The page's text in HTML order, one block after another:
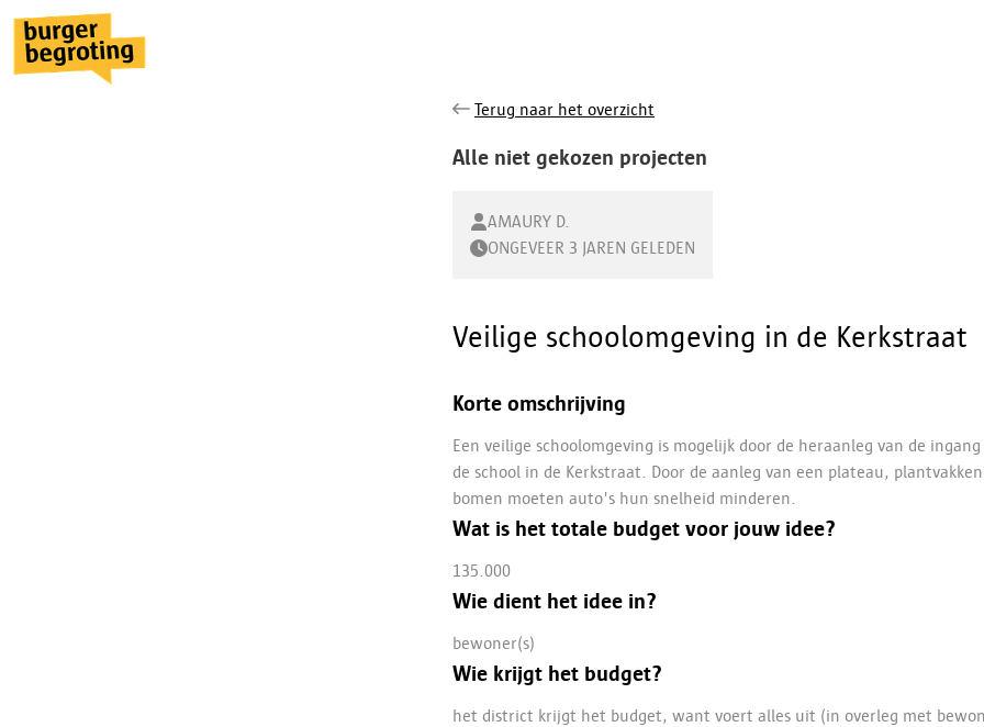
Terug naar het overzicht
Alle niet gekozen projecten
AMAURY D.
ONGEVEER 3 JAREN GELEDEN
Veilige schoolomgeving in de Kerkstraat
Korte omschrijving
Een veilige schoolomgeving is mogelijk door de heraanleg van de ingang
de school in de Kerkstraat. Door de aanleg van een plateau,
bomen moeten auto's hun snelheid minderen.
Wat is het totale budget voor jouw idee?
135.000
Wie dient het idee in?
bewoner(s)
Wie krijgt het budget?
het district krijgt het budget, want voert alles uit (in overleg met